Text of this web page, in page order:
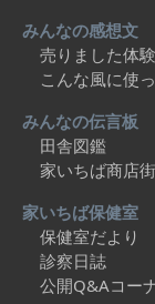
みんなの感想文
売りました体
こんな風に使
みんなの伝言板
田舎図鑑
家いちば商店街
家いちば保健室
保健室だより
診察日誌
公開Q&Aコー